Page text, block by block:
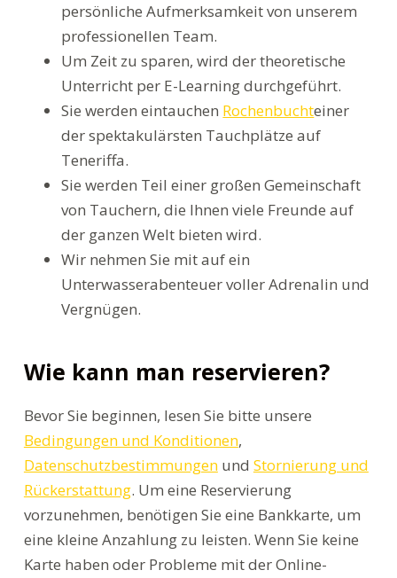
persönliche Aufmerksamkeit von unserem
professionellen Team.
Um Zeit zu sparen, wird der theoretische
Unterricht per E-Learning durchgeführt.
Sie werden eintauchen Rochenbuchteiner
der spektakulärsten Tauchplätze auf
Teneriffa.
Sie werden Teil einer großen Gemeinschaft
von Tauchern, die Ihnen viele Freunde auf
der ganzen Welt bieten wird.
Wir nehmen Sie mit auf ein
Unterwasserabenteuer voller Adrenalin und
Vergnügen.
Wie kann man reservieren?
Bevor Sie beginnen, lesen Sie bitte unsere
Bedingungen und Konditionen,
Datenschutzbestimmungenund Stornierung und
Rückerstattung. Um eine Reservierung
vorzunehmen, benötigen Sie eine Bankkarte, um
eine kleine Anzahlung zu leisten. Wenn Sie keine
Karte haben oder Probleme mit der Online-